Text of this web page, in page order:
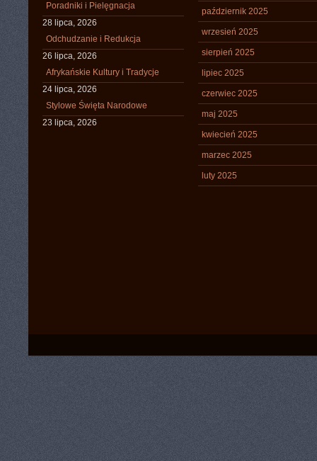
Poradniki i Pielęgnacja
28 lipca, 2026
Odchudzanie i Redukcja
26 lipca, 2026
Afrykańskie Kultury i Tradycje
24 lipca, 2026
Stylowe Święta Narodowe
23 lipca, 2026
październik 2025
wrzesień 2025
sierpień 2025
lipiec 2025
czerwiec 2025
maj 2025
kwiecień 2025
marzec 2025
luty 2025